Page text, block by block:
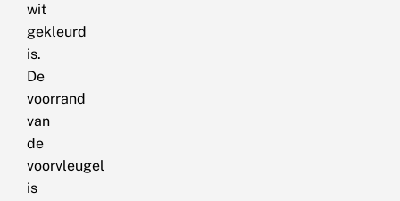
wit
gekleurd
is.
De
voorrand
van
de
voorvleugel
is